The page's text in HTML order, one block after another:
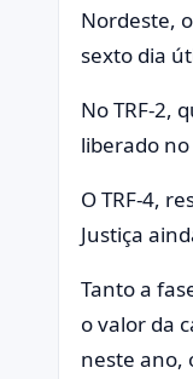
Nordeste,
sexto dia
No TRF-2,
liberado
O TRF-4,
Justiça
Tanto a
o valor da
neste ano,